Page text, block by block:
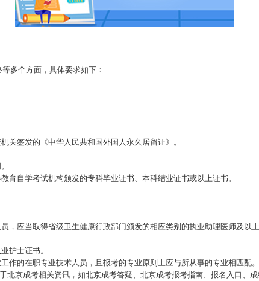
多个方面，具体要求如下：
签发的《中华人民共和国外国人永久居留证》。
自学考试机构颁发的专科毕业证书、本科结业证书或以上证书。
应当取得省级卫生健康行政部门颁发的相应类别的执业助理医师及以
护士证书。
的在职专业技术人员，且报考的专业原则上应与所从事的专业相匹配。
京成考相关资讯，如北京成考答疑、北京成考报考指南、报名入口、